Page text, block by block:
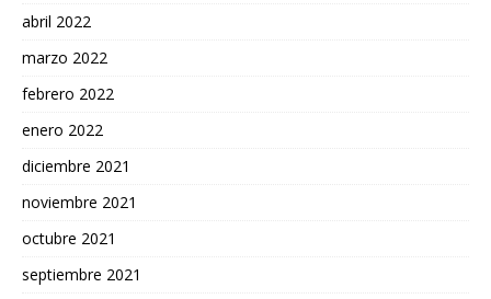
abril 2022
marzo 2022
febrero 2022
enero 2022
diciembre 2021
noviembre 2021
octubre 2021
septiembre 2021